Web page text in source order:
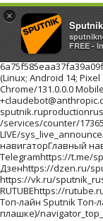
6a75f585eaa37fa39a09fedcsputnikorbit/wfys_2017/20171019/17365.html216.73.217.154Mozilla/5.0 (Linux; Android 14; Pixel 8) AppleWebKit/537.36 (KHTML, like Gecko) Chrome/131.0.0.0 Mobile Safari/537.36; ClaudeBot/1.0; +claudebot@anthropic.com)orbita-sputnik.ruproductionrusrufl1b1e12e7dc27e95e530ab81233127bffa8c3a574f2393667201710191//images/https://id.sputniknews.com/images/orbit/110001000030000https://cm.sputniknews.com/chatf4uoHwgT3L1productionhttps://sputniknews.ru.sputniknews.ru4419376 /services/counter/17365article1786115461 sputnik_orbit LIVE/sys_live_announce/ Срочно/sys_popular/ Главный навигаторГлавный навигатор/navigator_top/Sputnik в Telegramhttps://t.me/sputniklivehttps://t.me/sputnikliveSputnik в Дзенhttps://dzen.ru/sputnik_rushttps://dzen.ru/sputnik_rusSputnik в VK https://vk.ru/sputnik_rushttps://vk.ru/sputnik_rusSputnik в RUTUBEhttps://rutube.ru/channel/23466577https://rutube.ru/channel/23466577 Топ-лайн Sputnik Топ-лайн Sputnik (список сайтов в верхней плашке)/navigator_top_line/SPUTNIK Ближнее зарубежье https://sputniknews.ru/https://sputniknews.ru/ Навигатор подвалНавигатор подвал/navigator_bottom/Sputnik в Telegramhttps://t.me/sputniklivehttps://t.me/sputniklive Sputnik в Дзенhttps://dzen.ru/sputnik_rushttps://dzen.ru/sputnik_rus Sputnik в VK https://vk.com/sputnik_rushttps://vk.com/sputnik_rus Sputnik в RUTUBEhttps://rutube.ru/channel/23466577https://rutube.ru/channel/23466577 НавигаторНавигатор нижний футер для Политик и т.п./navigator_policy/Политика конфиденциальности/docs/about/privacy_policy.html/docs/about/privacy_policy.html Политика использования Cookie/docs/about/cookie_policy.html/docs/about/cookie_policy.html Правила применения рекомендательных технологий/docs/about/privacy_policy.html#privacy_policy/docs/about/privacy_policy.html#privacy_policy архивlist_kw1 * list_kw2 * list_kw3/archive/Ты супер! Второй сезон!940551c8665e4018b624a988fd22d95f/projects/20180215/19023.htmlТы супер! Второй сезон!Ты супер! Второй сезон!Ты супер! Второй сезон!ty-super-vtorojj-sezon Ты супер! Второй сезон! ПроектыПроекты/projects/Самую многочисленную группу женщин и детей, спасенных из горячих точек Ближнего Востока, доставят в субботу в Грозный спецрейсом из сирийского Хмеймима, сообщила РИА Новости в пятницу член СПЧ при главе Чечни Хеда Саратова.a7aafa959366b1536e13dc09b87a052e/wfys_2017/20171020/
×
FREE -